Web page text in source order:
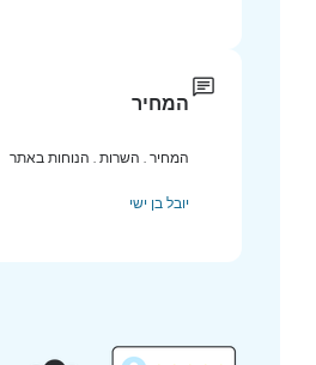
המחיר
המחיר . השרות . הנוחות באתר
יובל בן ישי